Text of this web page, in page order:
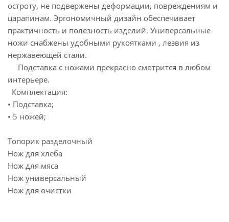
остроту, не подвержены деформации, повреждениям и
царапинам. Эргономичный дизайн обеспечивает
практичность и полезность изделий. Универсальные
ножи снабжены удобными рукоятками , лезвия из
нержавеющей стали.
Подставка с ножами прекрасно смотрится в любом
интерьере.
Комплектация:
• Подставка;
• 5 ножей;
Топорик разделочный
Нож для хлеба
Нож для мяса
Нож универсальный
Нож для очистки